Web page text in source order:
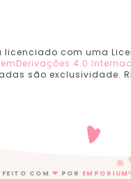
licenciado com uma
4.0
exclusividade.
FEITO COM ❤ POR